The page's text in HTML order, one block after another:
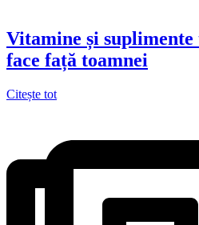
Vitamine și
face față toamnei
Citește tot